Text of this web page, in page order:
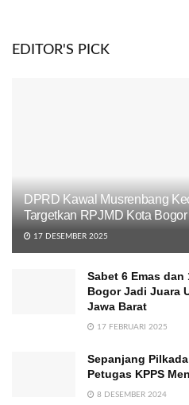
EDITOR'S PICK
DPRD Kawal Musrenbang
Targetkan RPJMD Kota
17 DESEMBER 2025
Sabet 6 Emas
Bogor Jadi Juara
Jawa Barat
17 FEBRUARI 2025
Sepanjang
Petugas KPPS
8 DESEMBER 2024